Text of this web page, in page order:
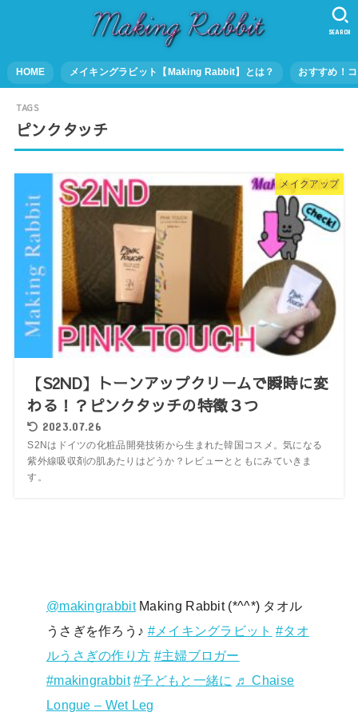
HOME メイキングラビット【Making Rabbit】とは？ おすすめ！
SEARCH
ピンクタッチ
メイクアップ
【S2ND】トーンアップクリームで瞬時に変
わる！？ピンクタッチの特徴３つ
2023.07.26
S2Nはドイツの化粧品開発技術から生まれた韓国コスメ。気になる
紫外線吸収剤の肌あたりはどうか？レビューとともにみていきま
す。
@makingrabbitMaking Rabbit (*^^*) タオル
うさぎを作ろう♪ #メイキングラビット #タオ
ルうさぎの作り方 #主婦ブロガー
#makingrabbit #子どもと一緒に
♬ Chaise
Longue – Wet Leg